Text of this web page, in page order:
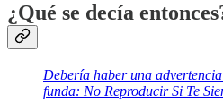
¿Qué se decía
Debería haber una
funda: No Reproducir Si Te